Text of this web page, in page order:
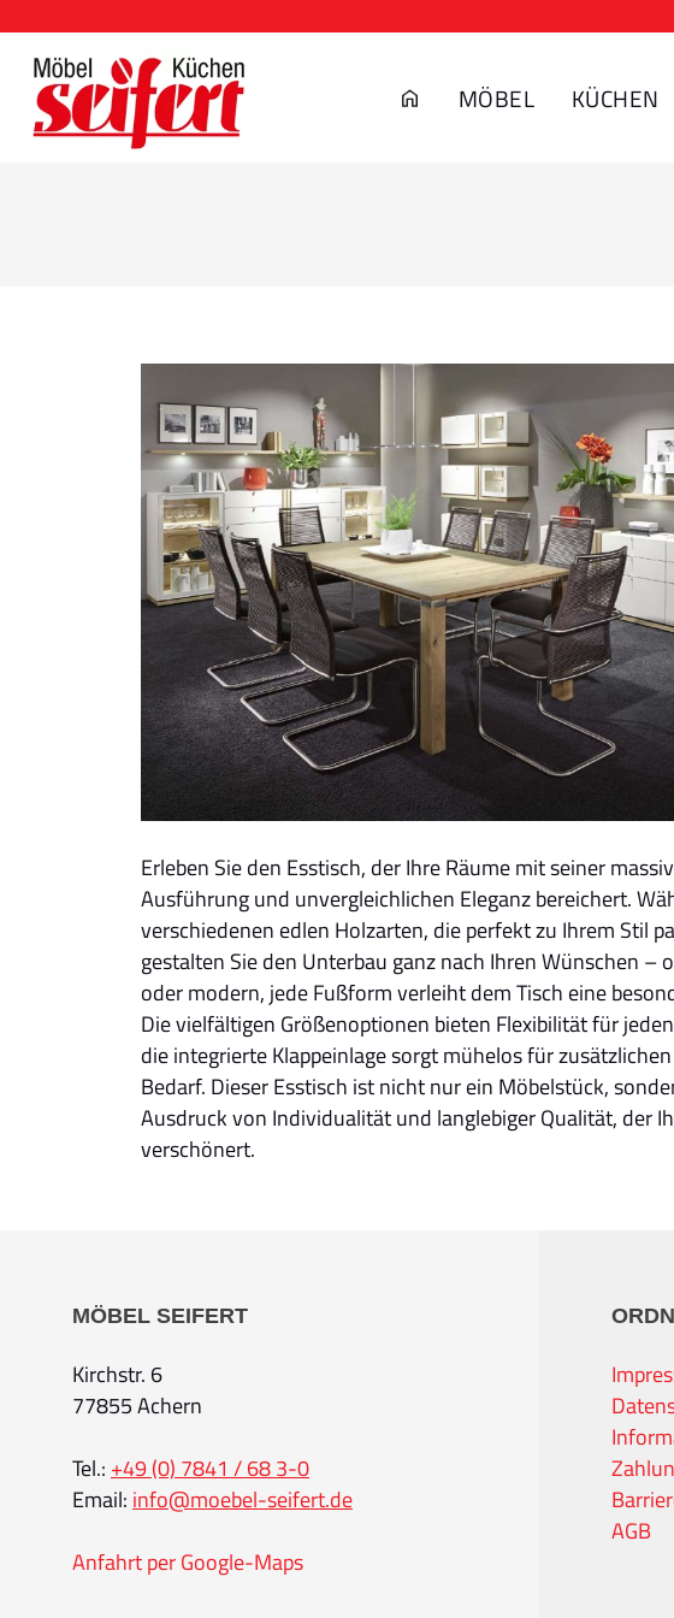
MÖBEL KÜCHEN
Erleben Sie den Esstisch, der Ihre Räume mit seiner
Ausführung und unvergleichlichen Eleganz bereichert.
verschiedenen edlen Holzarten, die perfekt zu Ihrem Stil
gestalten Sie den Unterbau ganz nach Ihren Wünschen –
oder modern, jede Fußform verleiht dem Tisch eine
Die vielfältigen Größenoptionen bieten Flexibilität für
die integrierte Klappeinlage sorgt mühelos für
Bedarf. Dieser Esstisch ist nicht nur ein Möbelstück,
Ausdruck von Individualität und langlebiger Qualität, der
verschönert.
MÖBEL SEIFERT
Kirchstr. 6
77855 Achern
Tel.: +49 (0) 7841 / 68 3-0
Email: info@moebel-seifert.de
Anfahrt per Google-Maps
AGB